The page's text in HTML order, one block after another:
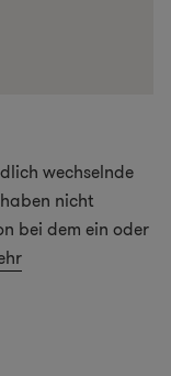
wechselnde
nicht
bei dem ein oder